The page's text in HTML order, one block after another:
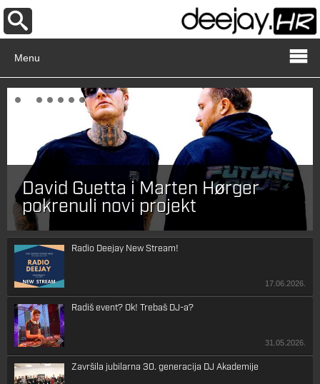
Menu
David Guetta i Marten Hørger
pokrenuli novi projekt
Radio Deejay New Stream!
17.06.2026.
Radiš event? Ok! Trebaš DJ-a?
31.05.2026.
Završila jubilarna 30. generacija DJ Akademije